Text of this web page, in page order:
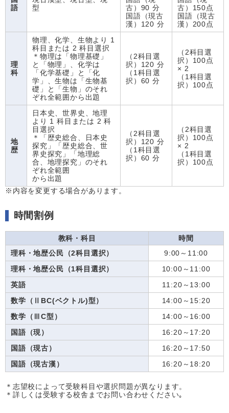
語
型
古）90 分
国語（現古
漢）120 分
古）150点
国語（現古
漢）200点
理
科
物理、化学、生物より 1
科目または 2 科目選択
＊物理は「物理基礎」
と「物理」、化学は
「化学基礎」と「化
学」、生物は「生物基
礎」と「生物」のそれ
ぞれ全範囲から出題
（2科目選
択）120 分
（1科目選
択）60 分
（2科目選
択）100点
× 2
（1科目選
択）100点
地
歴
日本史、世界史、地理
より 1 科目または 2 科
目選択
＊「歴史総合、日本史
探究」「歴史総合、世
界史探究」「地理総
合、地理探究」のそれ
ぞれ全範囲
から出題
（2科目選
択）120 分
（1科目選
択）60 分
（2科目選
択）100点
× 2
（1科目選
択）100点
※内容を変更する場合があります。
時間割例
教科・科目
時間
理科・地歴公民（2科目選択）
9:00～11:00
理科・地歴公民（1科目選択）
10:00～11:00
英語
11:20～13:00
数学（ⅡBC(ベクトル)型）
14:00～15:20
数学（ⅢC型）
14:00～16:00
国語（現）
16:20～17:20
国語（現古）
16:20～17:50
国語（現古漢）
16:20～18:20
＊志望校によって受験科目や選択問題が異なります。
＊詳しくは受験する校舎までお問い合わせください｡